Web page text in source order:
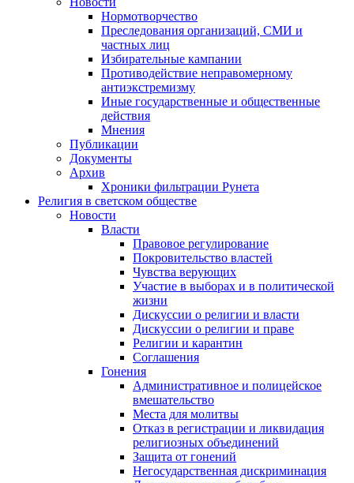
Нормотворчество
Преследования организаций, СМИ и
частных лиц
Избирательные кампании
Противодействие неправомерному
антиэкстремизму
Иные государственные и общественные
действия
Мнения
Публикации
Документы
Архив
Хроники фильтрации Рунета
Религия в светском обществе
Новости
Власти
Правовое регулирование
Покровительство властей
Чувства верующих
Участие в выборах и в политической
жизни
Дискуссии о религии и власти
Дискуссии о религии и праве
Религии и карантин
Соглашения
Гонения
Административное и полицейское
вмешательство
Места для молитвы
Отказ в регистрации и ликвидация
религиозных объединений
Защита от гонений
Негосударственная дискриминация